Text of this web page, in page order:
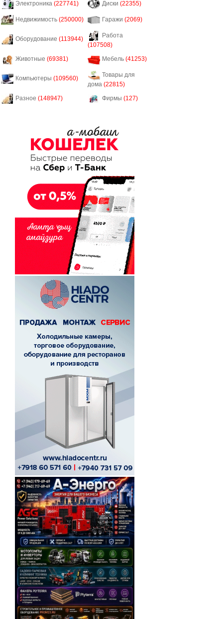
Электроника (227741) Диски (22355)
Недвижимость (250000) Гаражи (2069)
Оборудование (113944)
Работа
(107508)
Животные (69381) Мебель (41253)
Компьютеры (109560)
Товары для
дома (22815)
Разное (148947) Фирмы (127)